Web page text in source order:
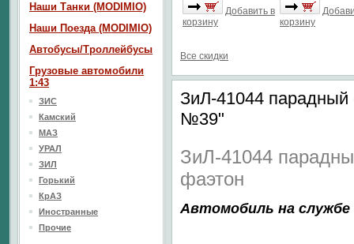
Добавить в
корзину
корзину
Все скидки
ЗиЛ-41044
№39"
ЗиЛ-41044
фаэтон
Автомобиль на
Наши Танки (MODIMIO)
Наши Поезда (MODIMIO)
Автобусы/Троллейбусы
Грузовые автомобили
1:43
ЗИС
Камский
МАЗ
УРАЛ
ЗИЛ
Горький
КрАЗ
Иностранные
Прочие